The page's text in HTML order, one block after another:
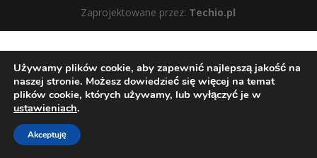
Zaprojektowane przez: Techio.pl
Używamy plików cookie, aby zapewnić najlepszą jakość na
naszej stronie. Możesz dowiedzieć się więcej na temat
plików cookie, których używamy, lub wyłączyć je w
ustawieniach.
Akceptuję